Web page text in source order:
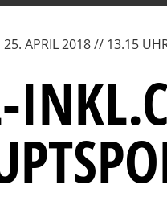
25. APRIL 2018 // 13.15